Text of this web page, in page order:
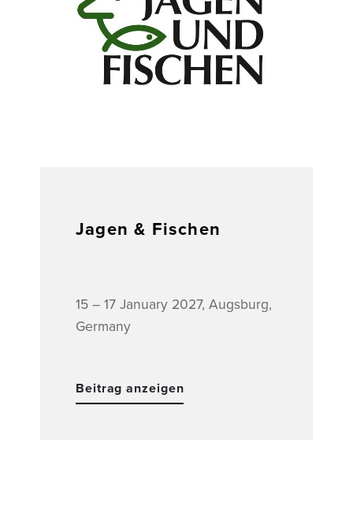
Jagen & Fischen
15 – 17 January 2027, Augsburg,
Germany
Beitrag anzeigen